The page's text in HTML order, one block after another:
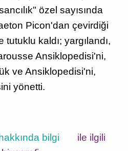
özel sayısında
Picon'dan çevirdiği
kaldı; yargılandı,
Ansiklopedisi'ni,
ve Ansiklopedisi'ni,
yönetti.
bilgi
ile ilgili